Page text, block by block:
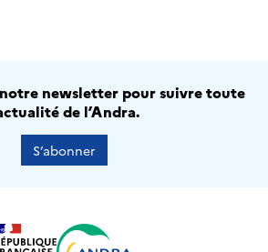
newsletter pour suivre toute
de l’Andra.
S’abonner